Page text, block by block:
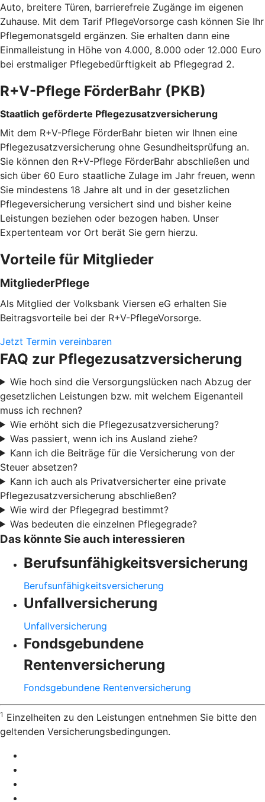
Auto, breitere Türen, barrierefreie Zugänge im eigenen
Zuhause. Mit dem Tarif PflegeVorsorge cash können Sie Ihr
Pflegemonatsgeld ergänzen. Sie erhalten dann eine
Einmalleistung in Höhe von 4.000, 8.000 oder 12.000 Euro
bei erstmaliger Pflegebedürftigkeit ab Pflegegrad 2.
R+V-Pflege FörderBahr (PKB)
Staatlich geförderte Pflegezusatzversicherung
Mit dem R+V-Pflege FörderBahr bieten wir Ihnen eine
Pflegezusatzversicherung ohne Gesundheitsprüfung an.
Sie können den R+V-Pflege FörderBahr abschließen und
sich über 60 Euro staatliche Zulage im Jahr freuen, wenn
Sie mindestens 18 Jahre alt und in der gesetzlichen
Pflegeversicherung versichert sind und bisher keine
Leistungen beziehen oder bezogen haben. Unser
Expertenteam vor Ort berät Sie gern hierzu.
Vorteile für Mitglieder
MitgliederPflege
Als Mitglied der Volksbank Viersen eG erhalten Sie
Beitragsvorteile bei der R+V-PflegeVorsorge.
Jetzt Termin vereinbaren
FAQ zur Pflegezusatzversicherung
Wie hoch sind die Versorgungslücken nach Abzug der
gesetzlichen Leistungen bzw. mit welchem Eigenanteil
muss ich rechnen?
Wie erhöht sich die Pflegezusatzversicherung?
Was passiert, wenn ich ins Ausland ziehe?
Kann ich die Beiträge für die Versicherung von der
Steuer absetzen?
Kann ich auch als Privatversicherter eine private
Pflegezusatzversicherung abschließen?
Wie wird der Pflegegrad bestimmt?
Was bedeuten die einzelnen Pflegegrade?
Das könnte Sie auch interessieren
Berufsunfähigkeitsversicherung
Berufsunfähigkeitsversicherung
Unfallversicherung
Unfallversicherung
Fondsgebundene
Rentenversicherung
Fondsgebundene Rentenversicherung
1 Einzelheiten zu den Leistungen entnehmen Sie bitte den
geltenden Versicherungsbedingungen.